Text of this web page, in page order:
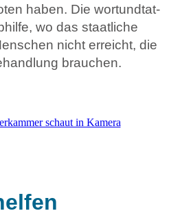
haben. Die wortundtat-
wo das staatliche
nicht erreicht, die
brauchen.